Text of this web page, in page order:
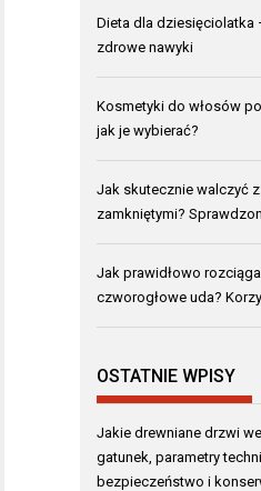
Dieta dla dziesięciolatka
zdrowe nawyki
Kosmetyki do włosów
jak je wybierać?
Jak skutecznie walczyć
zamkniętymi?
Jak prawidłowo
czworogłowe uda?
OSTATNIE WPISY
Jakie drewniane drzwi
gatunek, parametry
bezpieczeństwo i